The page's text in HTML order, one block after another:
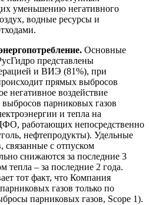
уменьшению негативного
водные ресурсы и
Основные
представлены
и ВИЭ (81%), при
прямых выбросов
негативное воздействие
парниковых газов
и тепла на
работающих непосредственно
нефтепродукты). Удельные
связанные с отпуском
снижаются за последние 3
тепла – за последние 2 года.
тот факт, что Компания
газов только по
парниковых газов, Scope 1).